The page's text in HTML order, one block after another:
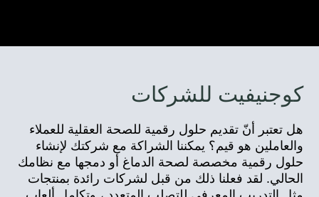
كوجنيفيت للشركات
هل تعتبر أنّ تقديم حلول رقمية للصحة العقلية للعملاء
والعاملين هو قيم؟ يمكننا الشراكة مع شركتك لإنشاء
حلول رقمية مخصصة لصحة الدماغ أو دمجها مع نظامك
الحالي. لقد فعلنا ذلك من قبل لشركات رائدة بمنتجات